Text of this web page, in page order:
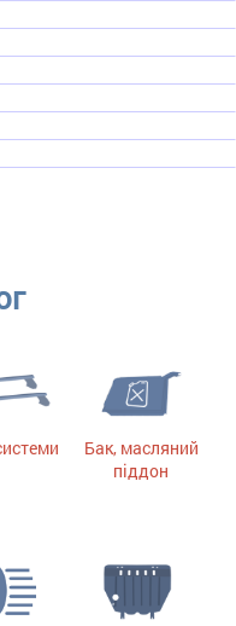
Бак, масляний
піддон